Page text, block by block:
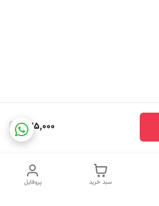
435,000
پروفایل سبد خرید